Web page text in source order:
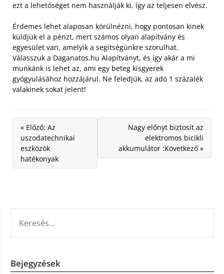
ezt a lehetőséget nem használják ki, így az teljesen elvész.
Érdemes lehet alaposan körülnézni, hogy pontosan kinek
küldjük el a pénzt, mert számos olyan alapítvány és
egyesület van, amelyik a segítségünkre szorulhat.
Válasszuk a Daganatos.hu Alapítványt, és így akár a mi
munkánk is lehet az, ami egy beteg kisgyerek
gyógyulásához hozzájárul. Ne feledjük, az adó 1 százalék
valakinek sokat jelent!
« Előző: Az
uszodatechnikai
eszközök
hatékonyak
Nagy előnyt biztosít az
elektromos bicikli
akkumulátor :Következő »
Bejegyzések